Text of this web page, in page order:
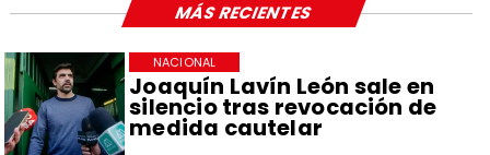
Joaquín Lavín León sale en
silencio tras revocación de
medida cautelar
NACIONAL
MÁS RECIENTES